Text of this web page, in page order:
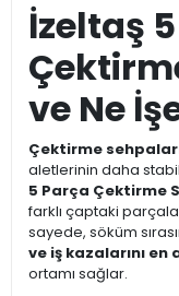
İzeltaş
ve Ne
Çektirme
aletlerinin daha
5 Parça Çektirme
farklı çaptaki
sayede, söküm
ve iş kazalarını
ortamı sağlar.